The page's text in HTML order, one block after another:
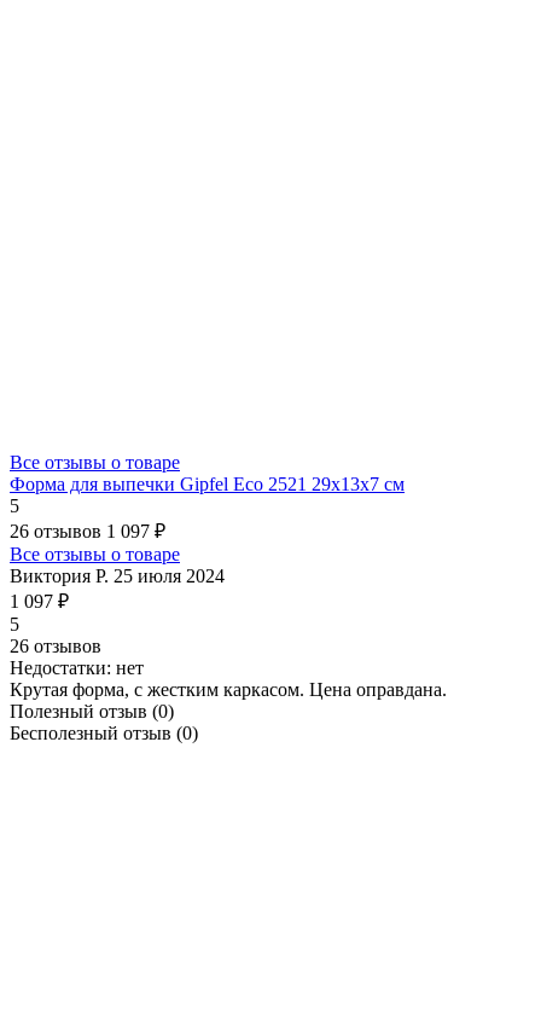
Все отзывы о товаре
Форма для выпечки Gipfel Eco 2521 29x13x7 см
5
26 отзывов 1 097 ₽
Все отзывы о товаре
Виктория Р. 25 июля 2024
1 097 ₽
5
26 отзывов
Недостатки: нет
Крутая форма, с жестким каркасом. Цена оправдана.
Полезный отзыв (0)
Бесполезный отзыв (0)